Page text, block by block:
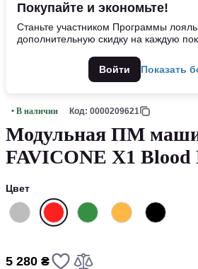
Покупайте и экономьте!
Станьте участником Программы
дополнительную скидку на каждую
Войти Показать
• В наличии Код: 0000209621
Модульная ПМ
FAVICONE X1 Blood
Цвет
5 280 ₴